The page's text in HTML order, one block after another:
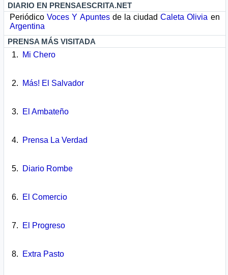
DIARIO EN PRENSAESCRITA.NET
PeriódicoVoces Y Apuntesde la ciudadCaleta Olivia en
Argentina
PRENSA MÁS VISITADA
Mi Chero
Más! El Salvador
El Ambateño
Prensa La Verdad
Diario Rombe
El Comercio
El Progreso
Extra Pasto